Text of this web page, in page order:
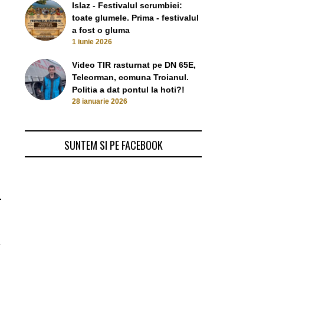
Mircia Gutău tună și fulgeră
pentru că nu este lăsat să dea
10 March 2021
Bani publici pentru jucătoare
străine
Islaz - Festivalul scrumbiei:
toate glumele. Prima - festivalul
a fost o gluma
1 iunie 2026
Video TIR rasturnat pe DN 65E,
Teleorman, comuna Troianul.
Politia a dat pontul la hoti?!
28 ianuarie 2026
SUNTEM SI PE FACEBOOK